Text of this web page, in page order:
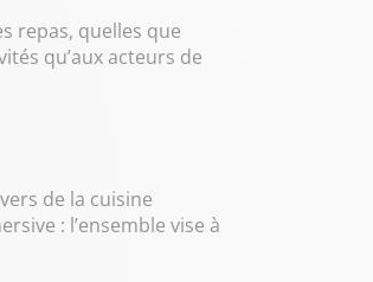
repas, quelles que
qu’aux acteurs de
de la cuisine
: l’ensemble vise à